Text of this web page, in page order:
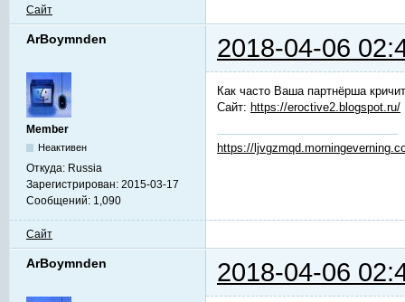
Сайт
ArBoymnden 2018-04-06
Member
Неактивен
Откуда: Russia
Зарегистрирован: 2015-03-17
Сообщений: 1,090
Как часто Ваша партнёрша
Сайт: https://eroctive2.blogspot.ru/
https://
Сайт
ArBoymnden 2018-04-06